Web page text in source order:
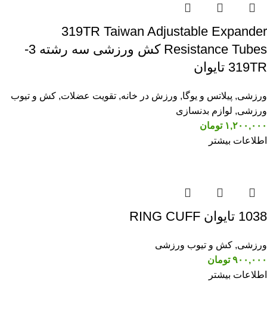
319TR Taiwan Adjustable Expander
Resistance Tubes کش ورزشی سه رشته 3-
319TR تایوان
ورزشی, پیلاتس و یوگا, ورزش در خانه, تقویت عضلات, کش و تیوب
ورزشی, لوازم بدنسازی
۱,۲۰۰,۰۰۰ تومان
اطلاعات بیشتر
1038 تایوان RING CUFF
ورزشی, کش و تیوب ورزشی
۹۰۰,۰۰۰ تومان
اطلاعات بیشتر